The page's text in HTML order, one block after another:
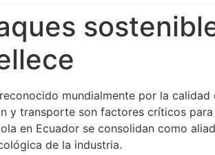
mundialmente por la
y transporte son factores críticos
en Ecuador se consolidan como
de la industria.